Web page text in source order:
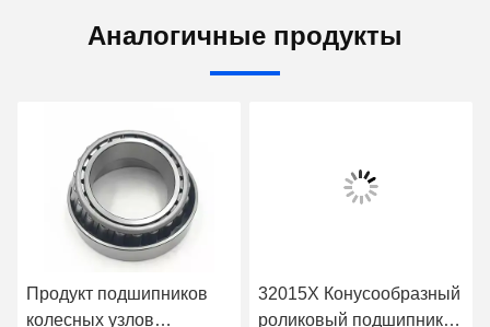
Аналогичные продукты
Продукт подшипников
колесных узлов
32015X Конусообразный
роликовый подшипник